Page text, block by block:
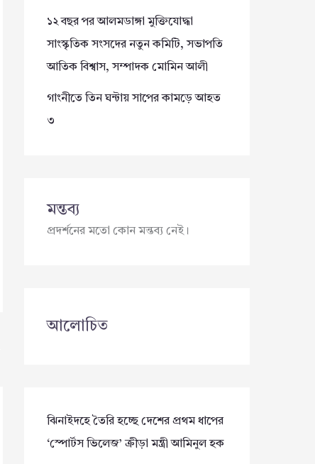
১২ বছর পর আলমডাঙ্গা মুক্তিযোদ্ধা
সাংস্কৃতিক সংসদের নতুন কমিটি, সভাপতি
আতিক বিশ্বাস, সম্পাদক মোমিন আলী
গাংনীতে তিন ঘন্টায় সাপের কামড়ে আহত
৩
মন্তব্য
প্রদর্শনের মতো কোন মন্তব্য নেই।
আলোচিত
ঝিনাইদহে তৈরি হচ্ছে দেশের প্রথম ধাপের
‘স্পোর্টস ভিলেজ’ ক্রীড়া মন্ত্রী আমিনুল হক